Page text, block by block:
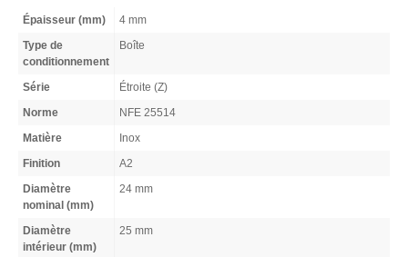
Épaisseur (mm)
4 mm
Type de
conditionnement
Boîte
Série
Étroite (Z)
Norme
NFE 25514
Matière
Inox
Finition
A2
Diamètre
nominal (mm)
24 mm
Diamètre
intérieur (mm)
25 mm